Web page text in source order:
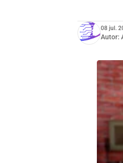
08 jul.
Autor: